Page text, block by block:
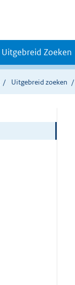
Uitgebreid Zoeken
Uitgebreid zoeken